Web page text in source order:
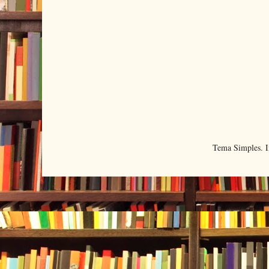
Tema Simples.